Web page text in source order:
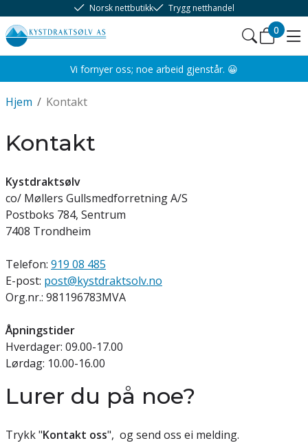
Norsk nettbutikk Trygg netthandel
0
Vi fornyer oss; noe arbeid gjenstår. 😀
/
Hjem Kontakt
Kontakt
Kystdraktsølv
co/ Møllers Gullsmedforretning A/S
Postboks 784, Sentrum
7408 Trondheim
Telefon: 919 08 485
E-post: post@kystdraktsolv.no
Org.nr.: 981196783MVA
Åpningstider
Hverdager: 09.00-17.00
Lørdag: 10.00-16.00
Lurer du på noe?
Trykk "Kontakt oss", og send oss ei melding.